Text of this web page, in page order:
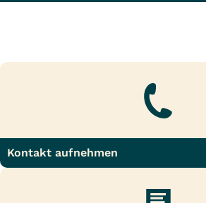
Kontakt aufnehmen